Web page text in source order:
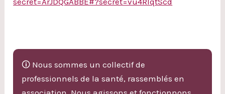
🛈 Nous sommes un collectif de
professionnels de la santé, rassemblés en